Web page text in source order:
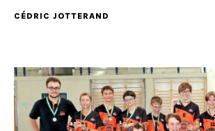
CÉDRIC JOTTERAND